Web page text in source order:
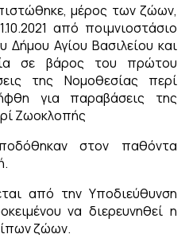
μέρος των ζώων,
από ποιμνιοστάσιο
Αγίου Βασιλείου και
σε βάρος του πρώτου
της Νομοθεσίας περί
για παραβάσεις της
Ζωοκλοπής
στον παθόντα
από την Υποδιεύθυνση
να διερευνηθεί η
ζώων.